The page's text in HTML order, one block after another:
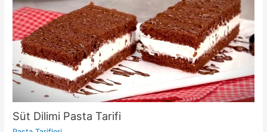
Süt Dilimi Pasta Tarifi